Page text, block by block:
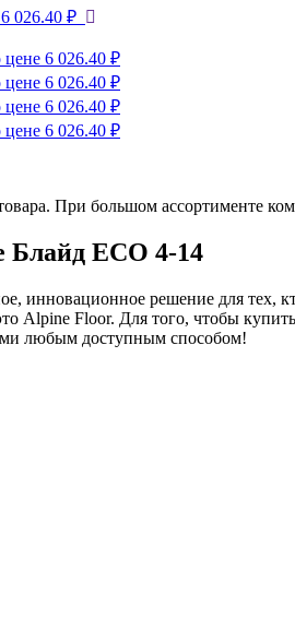
При большом ассортименте
ECO 4-14
решение для тех,
Alpine Floor. Для того, чтобы
любым доступным способом!